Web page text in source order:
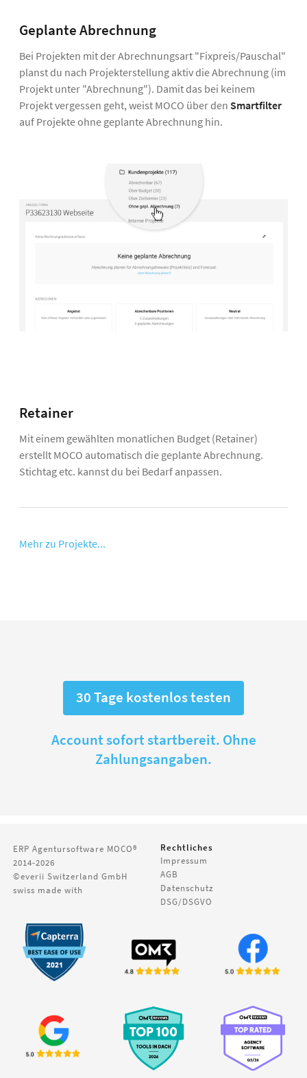
Geplante Abrechnung
Bei Projekten mit der Abrechnungsart "Fixpreis/Pauschal"
planst du nach Projekterstellung aktiv die Abrechnung (im
Projekt unter "Abrechnung"). Damit das bei keinem
Projekt vergessen geht, weist MOCO über den Smartfilter
auf Projekte ohne geplante Abrechnung hin.
Retainer
Mit einem gewählten monatlichen Budget (Retainer)
erstellt MOCO automatisch die geplante Abrechnung.
Stichtag etc. kannst du bei Bedarf anpassen.
Mehr zu Projekte...
30 Tage kostenlos testen
Account sofort startbereit. Ohne
Zahlungsangaben.
ERP Agentursoftware MOCO®
2014-2026
©everii Switzerland GmbH
swiss made with
Rechtliches
Impressum
AGB
Datenschutz
DSG/DSGVO